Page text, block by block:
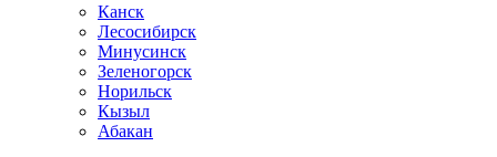
Канск
Лесосибирск
Минусинск
Зеленогорск
Норильск
Кызыл
Абакан